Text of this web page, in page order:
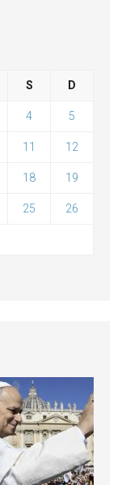
S D
4 5
11 12
18 19
25 26